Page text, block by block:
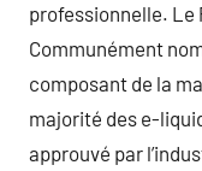
professionnelle. Le
Communément
composant de la
majorité des e-
approuvé par